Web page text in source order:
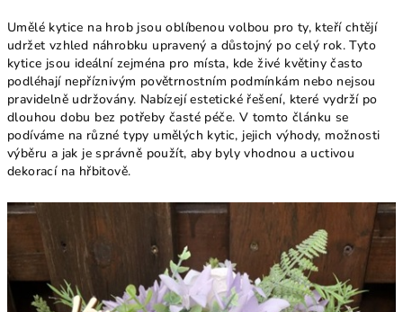
Umělé kytice na hrob jsou oblíbenou volbou pro ty, kteří chtějí
udržet vzhled náhrobku upravený a důstojný po celý rok. Tyto
kytice jsou ideální zejména pro místa, kde živé květiny často
podléhají nepříznivým povětrnostním podmínkám nebo nejsou
pravidelně udržovány. Nabízejí estetické řešení, které vydrží po
dlouhou dobu bez potřeby časté péče. V tomto článku se
podíváme na různé typy umělých kytic, jejich výhody, možnosti
výběru a jak je správně použít, aby byly vhodnou a uctivou
dekorací na hřbitově.